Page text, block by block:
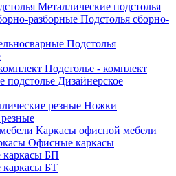
Металлические подстолья
Подстолья сборно-
Подстолья
Подстолье - комплект
Дизайнерское
Ножки
Каркасы офисной мебели
Офисные каркасы
БП
БТ